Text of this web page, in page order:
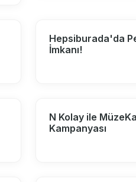
Hepsiburada'da
İmkanı!
N Kolay ile
Kampanyası